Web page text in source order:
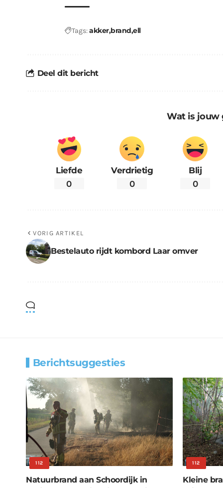
Tags:akkerbrand ell
Deel dit bericht
Wat is jouw
Liefde
0
Verdrietig
0
Blij
0
VORIG ARTIKEL
Bestelauto rijdt kombord Laar omver
Berichtsuggesties
112
Natuurbrand aan Schoordijk in
112
Kleine